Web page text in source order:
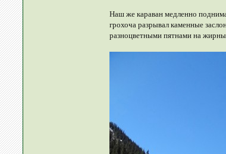
Наш же караван медленно
грохоча разрывал каменные
разноцветными пятнами на